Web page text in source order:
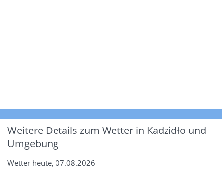
Weitere Details zum Wetter in Kadzidło und
Umgebung
Wetter heute, 07.08.2026